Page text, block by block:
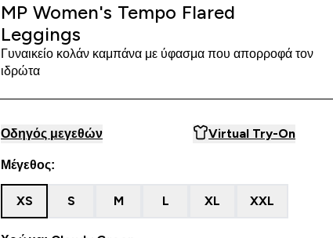
MP Women's Tempo Flared
Leggings
Γυναικείο κολάν καμπάνα με ύφασμα που απορροφά τον
ιδρώτα
Οδηγός μεγεθών Virtual Try-On
Μέγεθος:
XS S M L XL XXL